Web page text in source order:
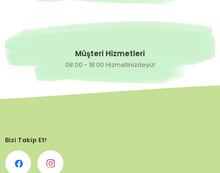
Müşteri Hizmetleri
08:00 - 18:00 Hizmetinizdeyiz!
Bizi Takip Et!